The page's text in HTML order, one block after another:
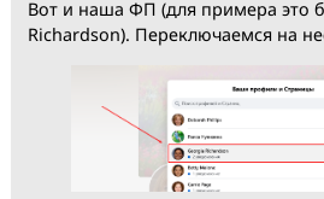
Вот и наша ФП (для примера
Richardson). Переключаемся